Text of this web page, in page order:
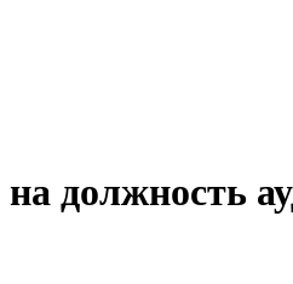
на должность